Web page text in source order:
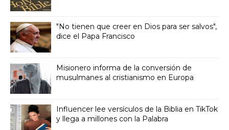
"No tienen que creer en Dios para ser salvos",
dice el Papa Francisco
Misionero informa de la conversión de
musulmanes al cristianismo en Europa
Influencer lee versículos de la Biblia en TikTok
y llega a millones con la Palabra